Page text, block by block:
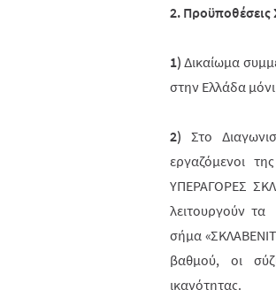
2. Προϋποθέσεις
1) Δικαίωμα
στην Ελλάδα
2) Στο
εργαζόμενοι
ΥΠΕΡΑΓΟΡΕΣ
λειτουργούν
σήμα
βαθμού, οι
ικανότητας.